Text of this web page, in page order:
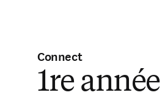
Connect
1re